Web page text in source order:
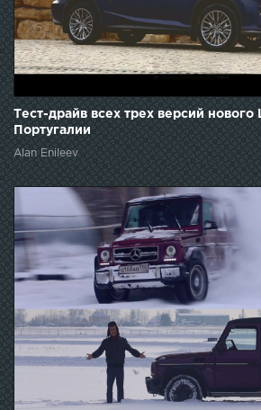
Тест-драйв всех трех версий нового
Португалии
Alan Enileev